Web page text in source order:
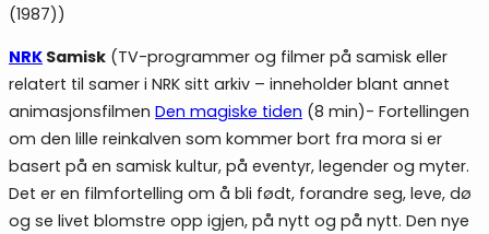
(1987))
NRK Samisk (TV-programmer og filmer på samisk eller
relatert til samer i NRK sitt arkiv – inneholder blant annet
animasjonsfilmen Den magiske tiden (8 min)- Fortellingen
om den lille reinkalven som kommer bort fra mora si er
basert på en samisk kultur, på eventyr, legender og myter.
Det er en filmfortelling om å bli født, forandre seg, leve, dø
og se livet blomstre opp igjen, på nytt og på nytt. Den nye